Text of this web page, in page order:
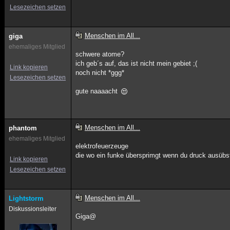
Lesezeichen setzen
giga
ehemaliges Mitglied
Link kopieren
Lesezeichen setzen
Menschen im All...
schwere atome?
ich geb´s auf, das ist nicht mein gebiet ;(
noch nicht *ggg*
gute naaaacht
phantom
ehemaliges Mitglied
Link kopieren
Lesezeichen setzen
Menschen im All...
elektrofeuerzeuge
die wo ein funke übersprimgt wenn du druck
Lightstorm
Diskussionsleiter
Menschen im All...
Giga@